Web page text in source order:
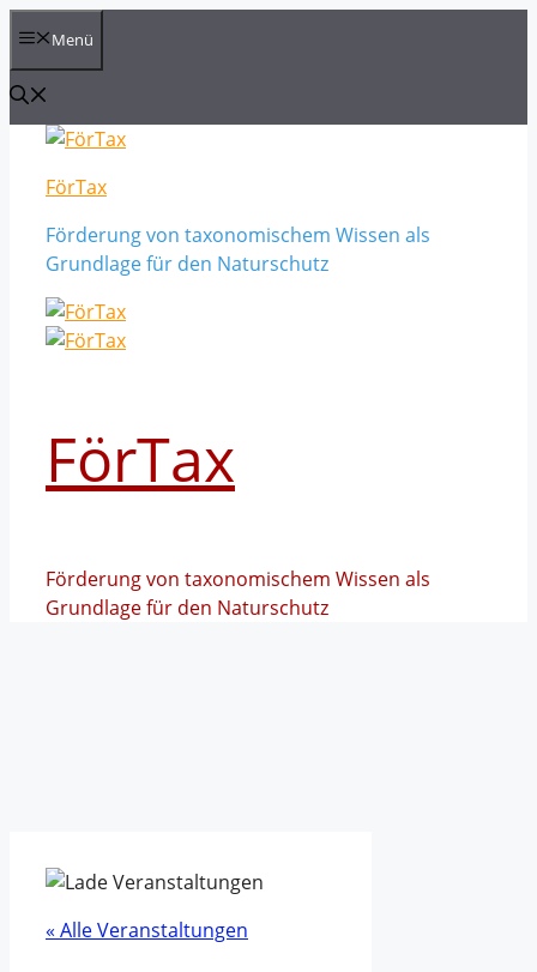
Inhalt
springen
Menü
FörTax
Förderung von taxonomischem Wissen als
Grundlage für den Naturschutz
FörTax
Förderung von taxonomischem Wissen als
Grundlage für den Naturschutz
« Alle Veranstaltungen